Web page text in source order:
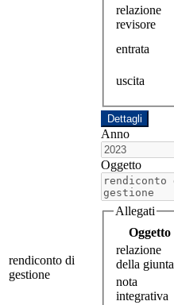
relazione
revisore
entrata
uscita
rendiconto di
gestione
Dettagli
Anno
Oggetto
Allegati
Oggetto
relazione
della giunta
nota
integrativa